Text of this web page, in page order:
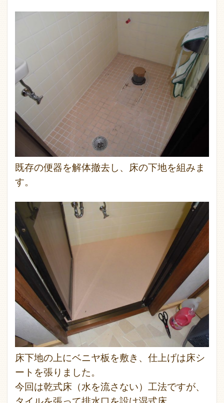
既存の便器を解体撤去し、床の下地を組みま
す。
床下地の上にベニヤ板を敷き、仕上げは床シ
ートを張りました。
今回は乾式床（水を流さない）工法ですが、